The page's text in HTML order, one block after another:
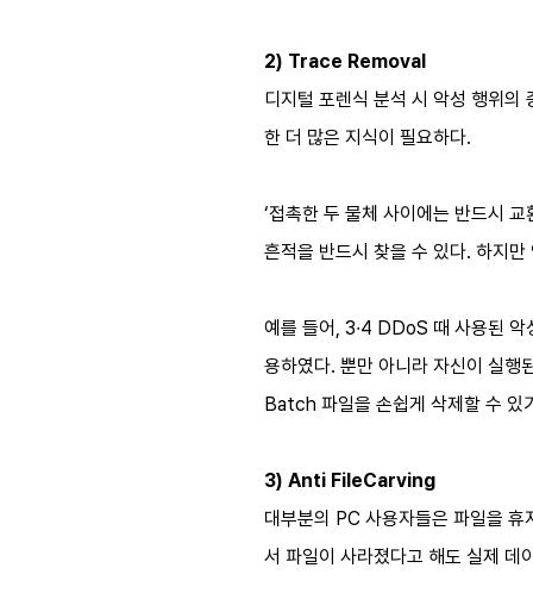
2) Trace Removal
디지털 포렌식 분석 시 악성 행위
한 더 많은 지식이 필요하다.
‘접촉한 두 물체 사이에는 반드시
흔적을 반드시 찾을 수 있다. 하지
예를 들어, 3∙4 DDoS 때 사용된
용하였다. 뿐만 아니라 자신이 실
Batch 파일을 손쉽게 삭제할 수 있
3) Anti FileCarving
대부분의 PC 사용자들은 파일을
서 파일이 사라졌다고 해도 실제 데